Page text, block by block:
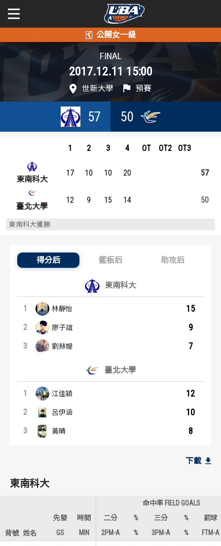
公開男一級
學年度
賽事資訊
戰績排行
球隊資訊
選手資訊
數據統計
歷屆個人獎得主
歷史數據排行
公開女一級
學年度
賽事資訊
戰績排行
球隊資訊
選手資訊
數據統計
歷屆個人獎得主
歷史數據排行
FINAL
2017.12.11 15:00
世新大學 預賽
57 50
1 2 3 4 OT OT2 OT3
東南科大
17 10 10 20 57
50
12 9 15 14
臺北大學
東南科大獲勝
得分后 籃板后 助攻后
得分后：內容起點
東南科大
1 林靜怡 15
2 廖子誼 9
3 劉赫媞 7
臺北大學
1 江佳穎 12
2 呂伊涵 10
3 黃晴 8
1
12
林靜怡 10
臺北大學
1
1
劉赫媞 1
臺北大學
下載
東南科大
命中率 FIELD GOALS
先發
時間 二分 % 三分 %
罰球
背號 姓名 GS MIN 2PM-A % 3PM-A % FTM-A